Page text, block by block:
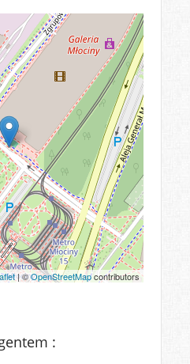
| ©OpenStreetMapcontributors
: